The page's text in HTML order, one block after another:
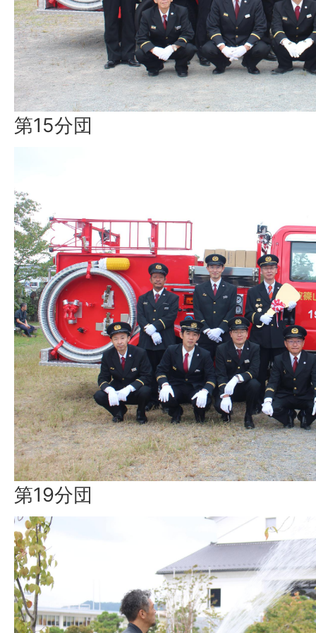
第15分団
第19分団